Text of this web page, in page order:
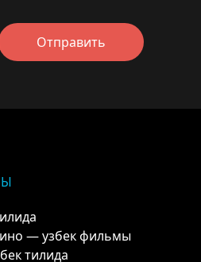
Отправить
— узбек фильмы
тилида